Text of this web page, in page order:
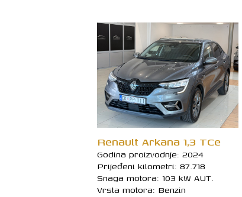
Renault Arkana 1,3 TCe
Godina proizvodnje: 2024
Prijeđeni kilometri: 87.718
Snaga motora: 103 kW AUT.
Vrsta motora: Benzin